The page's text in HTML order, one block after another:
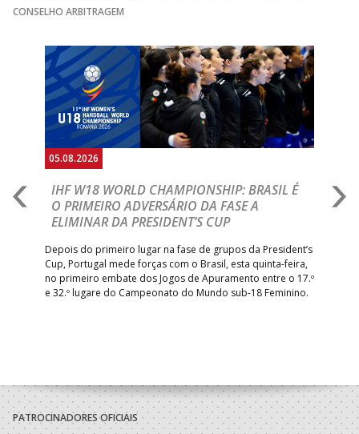
CONSELHO ARBITRAGEM
05.08.2026
IHF W18 WORLD CHAMPIONSHIP: BRASIL É
O PRIMEIRO ADVERSÁRIO DA FASE A
ELIMINAR DA PRESIDENT’S CUP
Depois do primeiro lugar na fase de grupos da President’s
Cup, Portugal mede forças com o Brasil, esta quinta-feira,
no primeiro embate dos Jogos de Apuramento entre o 17.º
e 32.º lugare do Campeonato do Mundo sub-18 Feminino.
Anterior
PATROCINADORES OFICIAIS